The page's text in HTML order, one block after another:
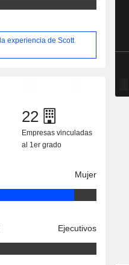
experiencia de Scott
22
Empresas vinculadas
al 1er grado
Mujer
Ejecutivos